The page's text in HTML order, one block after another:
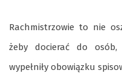
Rachmistrzowie to nie
żeby docierać do
wypełniły obowiązku